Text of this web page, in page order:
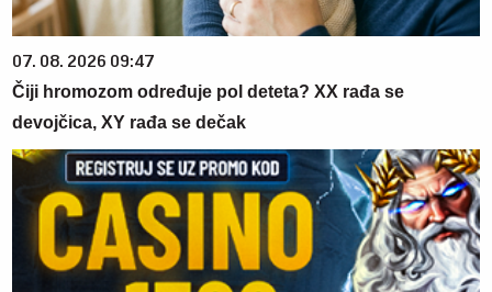
07. 08. 2026 09:47
Čiji hromozom određuje pol deteta? XX rađa se
devojčica, XY rađa se dečak